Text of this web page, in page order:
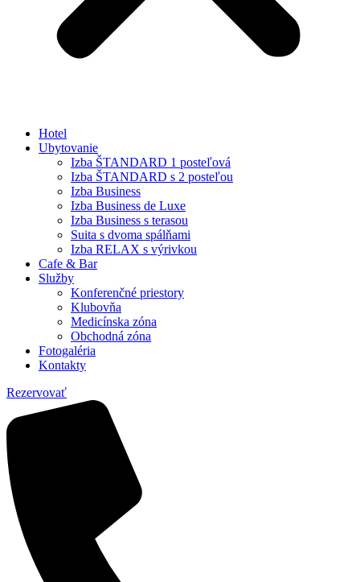
Hotel
Ubytovanie
Izba ŠTANDARD 1 posteľová
Izba ŠTANDARD s 2 posteľou
Izba Business
Izba Business de Luxe
Izba Business s terasou
Suita s dvoma spálňami
Izba RELAX s výrivkou
Cafe & Bar
Služby
Konferenčné priestory
Klubovňa
Medicínska zóna
Obchodná zóna
Fotogaléria
Kontakty
Rezervovať